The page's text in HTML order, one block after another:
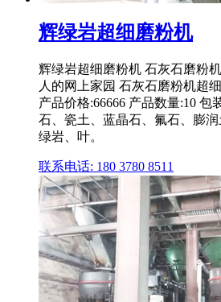
辉绿岩超细磨粉机
辉绿岩超细磨粉机 石灰石磨粉
人的网上家园 石灰石磨粉机超
产品价格:66666 产品数量:10 包
石、瓷土、蓝晶石、氟石、膨
绿岩、叶。
联系电话: 180 3780 8511